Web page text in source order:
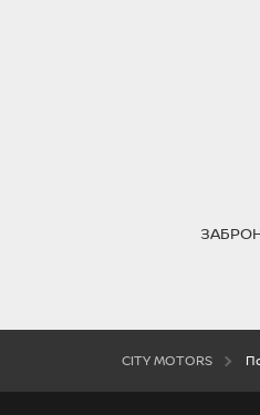
CITY MOTORS